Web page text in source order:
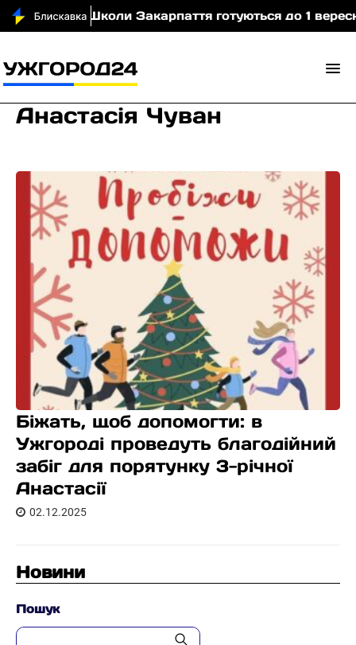
Школи Закарпаття готуються до 1 вересня:
Анастасія Чуван
Біжать, щоб допомогти: в
Ужгороді проведуть благодійний
забіг для порятунку 3-річної
Анастасії
02.12.2025
Новини
Пошук